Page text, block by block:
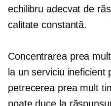
echilibru adecvat de
calitate constantă.
Concentrarea prea
la un serviciu
petrecerea prea mult
poate duce la